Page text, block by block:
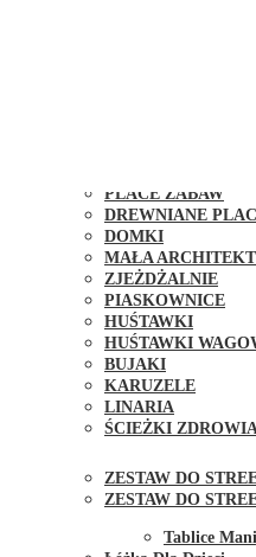
PLACE ZABAW
DREWNIANE
DOMKI
MAŁA
ZJEŻDŻALNIE
PIASKOWNICE
HUŚTAWKI
HUŚTAWKI
BUJAKI
KARUZELE
LINARIA
ŚCIEŻKI
ZESTAW DO
ZESTAW DO
Tablice